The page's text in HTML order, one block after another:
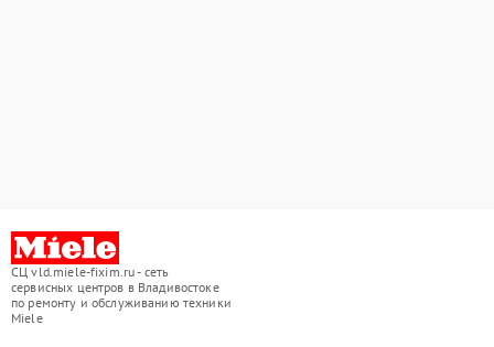
СЦ vld.miele-fixim.ru - сеть
сервисных центров в Владивостоке
по ремонту и обслуживанию техники
Miele